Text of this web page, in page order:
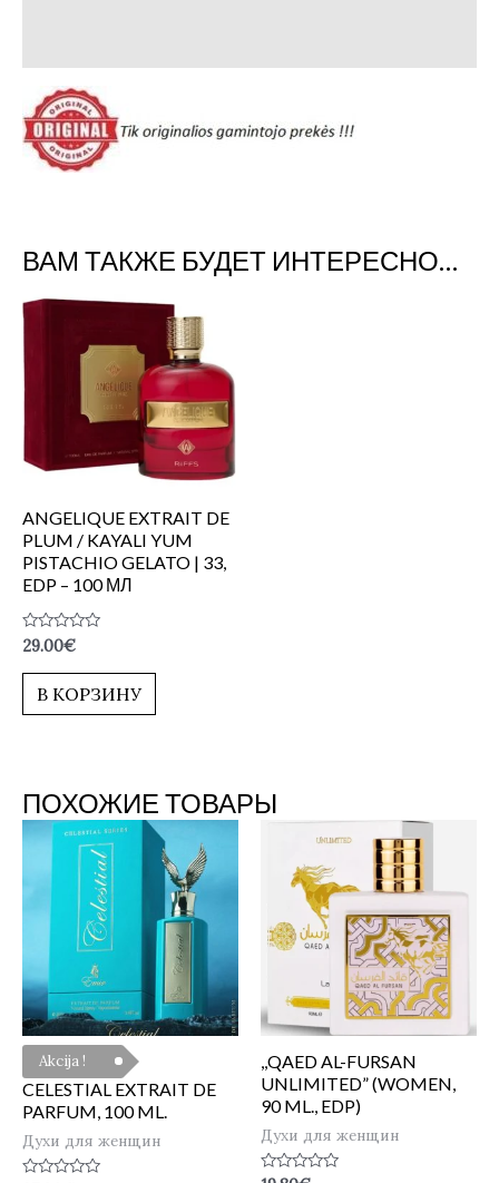
ВАМ ТАКЖЕ БУДЕТ ИНТЕРЕСНО…
ANGELIQUE EXTRAIT DE
PLUM / KAYALI YUM
PISTACHIO GELATO | 33,
EDP – 100 МЛ
Оценка
0
из
29.00€
В КОРЗИНУ
ПОХОЖИЕ ТОВАРЫ
Akcija !
CELESTIAL EXTRAIT DE
PARFUM, 100 ML.
Духи для женщин
,,QAED AL-FURSAN
UNLIMITED” (WOMEN,
90 ML., EDP)
Духи для женщин